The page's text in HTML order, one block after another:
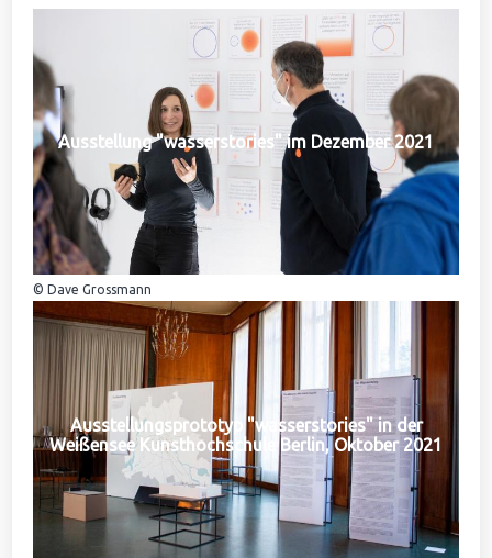
Ausstellung "wasserstories" im Dezember 2021
© Dave Grossmann
Ausstellungsprototyp "wasserstories" in der
Weißensee Kunsthochschule Berlin, Oktober 2021